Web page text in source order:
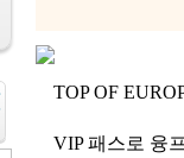
TOP OF
VIP 패스로 융